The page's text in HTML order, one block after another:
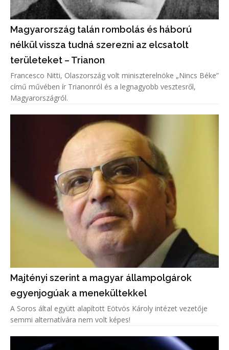
Magyarország talán rombolás és háború
nélkül vissza tudná szerezni az elcsatolt
területeket – Trianon
Francesco Nitti, Olaszország volt miniszterelnöke „Nincs Béke”
című művében ír Trianonról és a legnagyobb vesztesről,
Magyarországról.
Majtényi szerint a magyar állampolgárok
egyenjogúak a menekültekkel
A Soros által együtt alapított Eötvös Károly intézet vezetője
semmi alternatívára nem volt képes!